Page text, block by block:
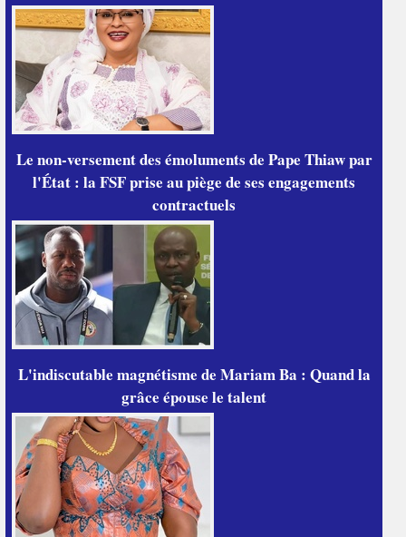
Le non-versement des émoluments de Pape Thiaw par
l'État : la FSF prise au piège de ses engagements
contractuels
L'indiscutable magnétisme de Mariam Ba : Quand la
grâce épouse le talent